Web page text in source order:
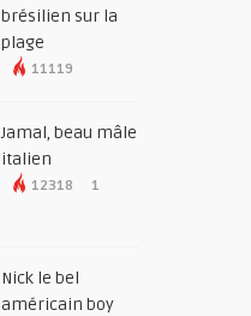
brésilien sur la
plage
11119
Jamal, beau mâle
italien
12318 1
Nick le bel
américain boy